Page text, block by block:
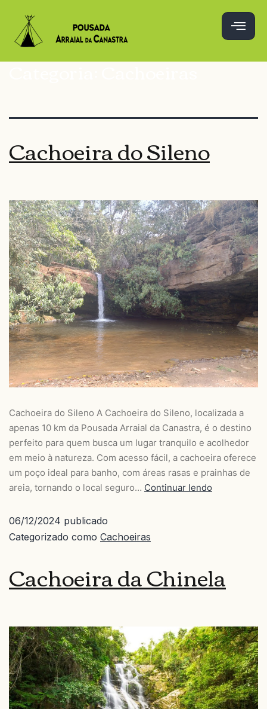
Categoria:Cachoeiras
Cachoeira do Sileno
Cachoeira do Sileno A Cachoeira do Sileno, localizada a
apenas 10 km da Pousada Arraial da Canastra, é o destino
perfeito para quem busca um lugar tranquilo e acolhedor
em meio à natureza. Com acesso fácil, a cachoeira oferece
um poço ideal para banho, com áreas rasas e prainhas de
areia, tornando o local seguro… Continuar lendo
06/12/2024 publicado
Categorizado como Cachoeiras
Cachoeira da Chinela